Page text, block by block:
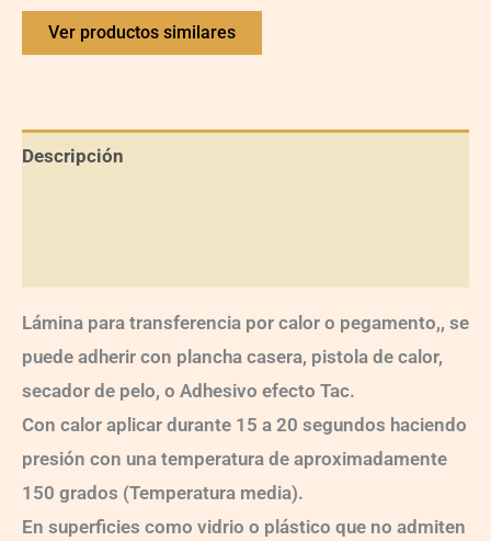
Ver productos similares
Descripción
Lámina para transferencia por calor o pegamento,, se
puede adherir con plancha casera, pistola de calor,
secador de pelo, o Adhesivo efecto Tac.
Con calor aplicar durante 15 a 20 segundos haciendo
presión con una temperatura de aproximadamente
150 grados (Temperatura media).
En superficies como vidrio o plástico que no admiten